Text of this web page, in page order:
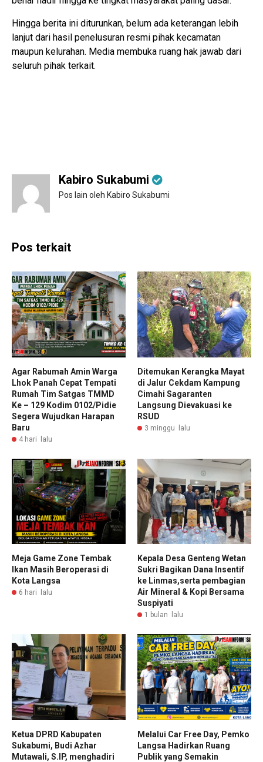
Hingga berita ini diturunkan, belum ada keterangan lebih
lanjut dari hasil penelusuran resmi pihak kecamatan
maupun kelurahan. Media membuka ruang hak jawab dari
seluruh pihak terkait.
Kabiro Sukabumi
Pos lain oleh Kabiro Sukabumi
Pos terkait
Agar Rabumah Amin Warga
Lhok Panah Cepat Tempati
Rumah Tim Satgas TMMD
Ke – 129 Kodim 0102/Pidie
Segera Wujudkan Harapan
Baru
4 hari lalu
Ditemukan Kerangka Mayat
di Jalur Cekdam Kampung
Cimahi Sagaranten
Langsung Dievakuasi ke
RSUD
3 minggu lalu
Meja Game Zone Tembak
Ikan Masih Beroperasi di
Kota Langsa
6 hari lalu
Kepala Desa Genteng Wetan
Sukri Bagikan Dana Insentif
ke Linmas,serta pembagian
Air Mineral & Kopi Bersama
Suspiyati
1 bulan lalu
Ketua DPRD Kabupaten
Sukabumi, Budi Azhar
Mutawali, S.IP, menghadiri
Melalui Car Free Day, Pemko
Langsa Hadirkan Ruang
Publik yang Semakin